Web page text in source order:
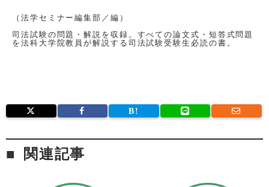
（法学セミナー編集部／編）
司法試験の問題・解説を収録。すべての論文式・短答式問題
を法科大学院教員が解説する司法試験受験生必読の書。
関連記事